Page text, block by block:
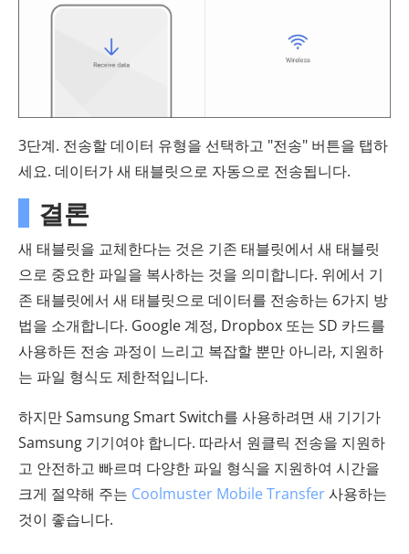
3단계. 전송할 데이터 유형을 선택하고 "전송" 버튼을 탭하
세요. 데이터가 새 태블릿으로 자동으로 전송됩니다.
결론
새 태블릿을 교체한다는 것은 기존 태블릿에서 새 태블릿
으로 중요한 파일을 복사하는 것을 의미합니다. 위에서 기
존 태블릿에서 새 태블릿으로 데이터를 전송하는 6가지 방
법을 소개합니다. Google 계정, Dropbox 또는 SD 카드를
사용하든 전송 과정이 느리고 복잡할 뿐만 아니라, 지원하
는 파일 형식도 제한적입니다.
하지만 Samsung Smart Switch를 사용하려면 새 기기가
Samsung 기기여야 합니다. 따라서 원클릭 전송을 지원하
고 안전하고 빠르며 다양한 파일 형식을 지원하여 시간을
크게 절약해 주는 Coolmuster Mobile Transfer사용하는
것이 좋습니다.